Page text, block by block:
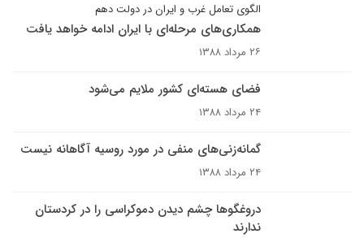
الگوی تعامل غرب و ایران در دولت دهم
همکاری‌های مرحله‌ای با ایران ادامه خواهد یافت
۲۶ مرداد ۱۳۸۸
فضای هسته‌ای کشور ملایم می‌شود
۲۴ مرداد ۱۳۸۸
گمانه‌زنی‌های منفی در مورد روسیه آگاهانه نیست
۲۴ مرداد ۱۳۸۸
دروغگوها چشم ديدن دموکراسى را در کردستان
ندارند